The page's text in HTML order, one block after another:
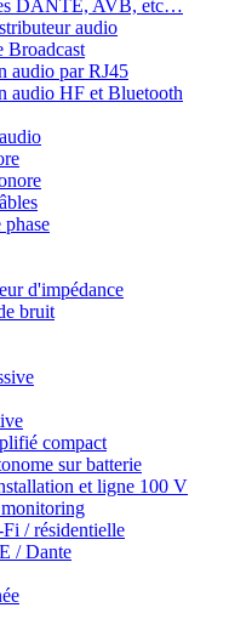
DANTE, AVB, etc…
audio
Broadcast
audio par RJ45
audio HF et Bluetooth
phase
d'impédance
bruit
compact
sur batterie
et ligne 100 V
/ résidentielle
/ Dante